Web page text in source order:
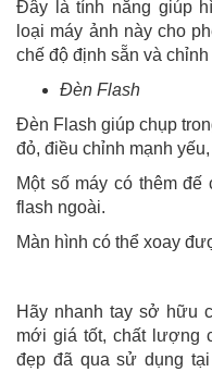
Đây là tính năng giúp
loại máy ảnh này cho
chế độ định sẵn và chỉnh
Đèn Flash
Đèn Flash giúp chụp
đỏ, điều chỉnh mạnh
Một số máy có thêm đế
flash ngoài.
Màn hình có thể xoay
Hãy nhanh tay sở hữu
mới giá tốt, chất lượng
đẹp đã qua sử dụng tại